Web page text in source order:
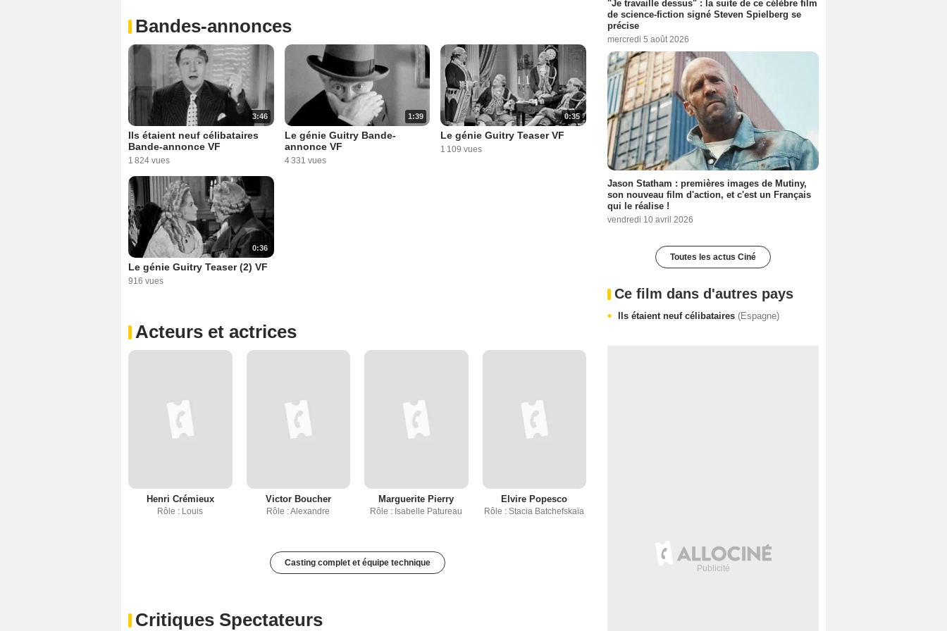
Bandes-annonces
3:46
Ils étaient neuf célibataires
Bande-annonce VF
1 824 vues
1:39
Le génie Guitry Bande-
annonce VF
4 331 vues
0:35
Le génie Guitry Teaser VF
1 109 vues
0:36
Le génie Guitry Teaser (2) VF
916 vues
Acteurs et actrices
Henri Crémieux
Rôle : Louis
Victor Boucher
Rôle : Alexandre
Marguerite Pierry
Rôle : Isabelle Patureau
Elvire Popesco
Rôle : Stacia Batchefskaïa
Casting complet et équipe technique
Critiques Spectateurs
"Je travaille dessus" : la suite de ce célèbre film
de science-fiction signé Steven Spielberg se
précise
mercredi 5 août 2026
Jason Statham : premières images de Mutiny,
son nouveau film d'action, et c'est un Français
qui le réalise !
vendredi 10 avril 2026
Toutes les actus Ciné
Ce film dans d'autres pays
Ils étaient neuf célibataires (Espagne)